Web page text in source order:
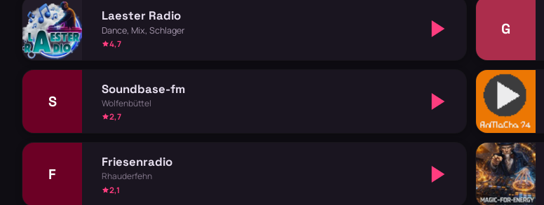
Laester Radio
Dance, Mix, Schlager
4,7
G
S
Soundbase-fm
Wolfenbüttel
2,7
F
Friesenradio
Rhauderfehn
2,1